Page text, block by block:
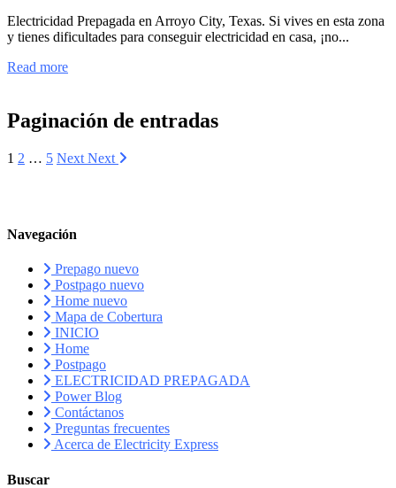
Electricidad Prepagada en Arroyo City, Texas. Si vives en esta zona
y tienes dificultades para conseguir electricidad en casa, ¡no...
Read more
Paginación de entradas
1 2 … 5 Next Next
Navegación
Prepago nuevo
Postpago nuevo
Home nuevo
Mapa de Cobertura
INICIO
Home
Postpago
ELECTRICIDAD PREPAGADA
Power Blog
Contáctanos
Preguntas frecuentes
Acerca de Electricity Express
Buscar